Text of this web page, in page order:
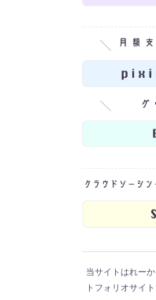
当サイトはれー
トフォリオサイ